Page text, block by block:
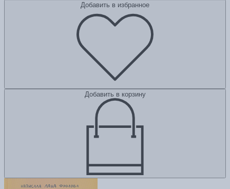
Добавить в избранное
Добавить в корзину